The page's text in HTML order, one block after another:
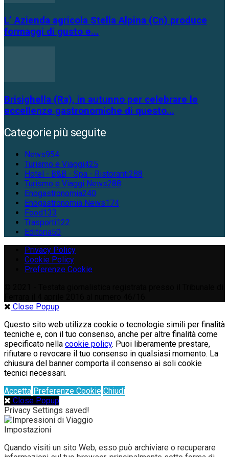
L’ Azienda agricola Stella Alpina (Cn) produce
formaggi di gusto e...
Brisighella (Ra), in autunno per celebrare le
eccellenze gastronomiche di questo...
Categorie più seguite
News954
Turismo e Viaggi425
Hotel - B&B - Spa - Ristoranti288
Turismo e Viaggi News288
Enogastronomia240
Enogastronomia News174
Food133
Trasporti122
Editoria50
Privacy Policy
Cookie Policy
Preferenze Cookie
Close Popup
Questo sito web utilizza cookie o tecnologie simili per finalità
tecniche e, con il tuo consenso, anche per altre finalità come
specificato nella cookie policy. Puoi liberamente prestare,
rifiutare o revocare il tuo consenso in qualsiasi momento. La
chiusura del banner comporta il consenso ai soli cookie
tecnici necessari.
Accetta Preferenze Cookie Chiudi
Close Popup
Privacy Settings saved!
Impostazioni
Quando visiti un sito Web, esso può archiviare o recuperare